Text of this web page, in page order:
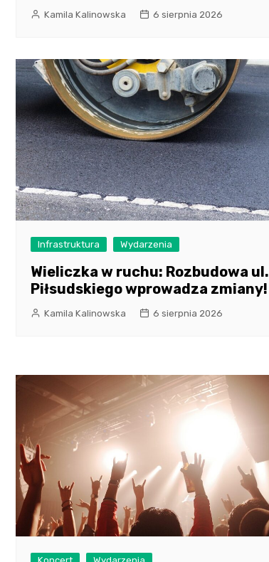
Kamila Kalinowska 6 sierpnia 2026
Infrastruktura Wydarzenia
Wieliczka w ruchu: Rozbudowa ul.
Piłsudskiego wprowadza zmiany!
Kamila Kalinowska 6 sierpnia 2026